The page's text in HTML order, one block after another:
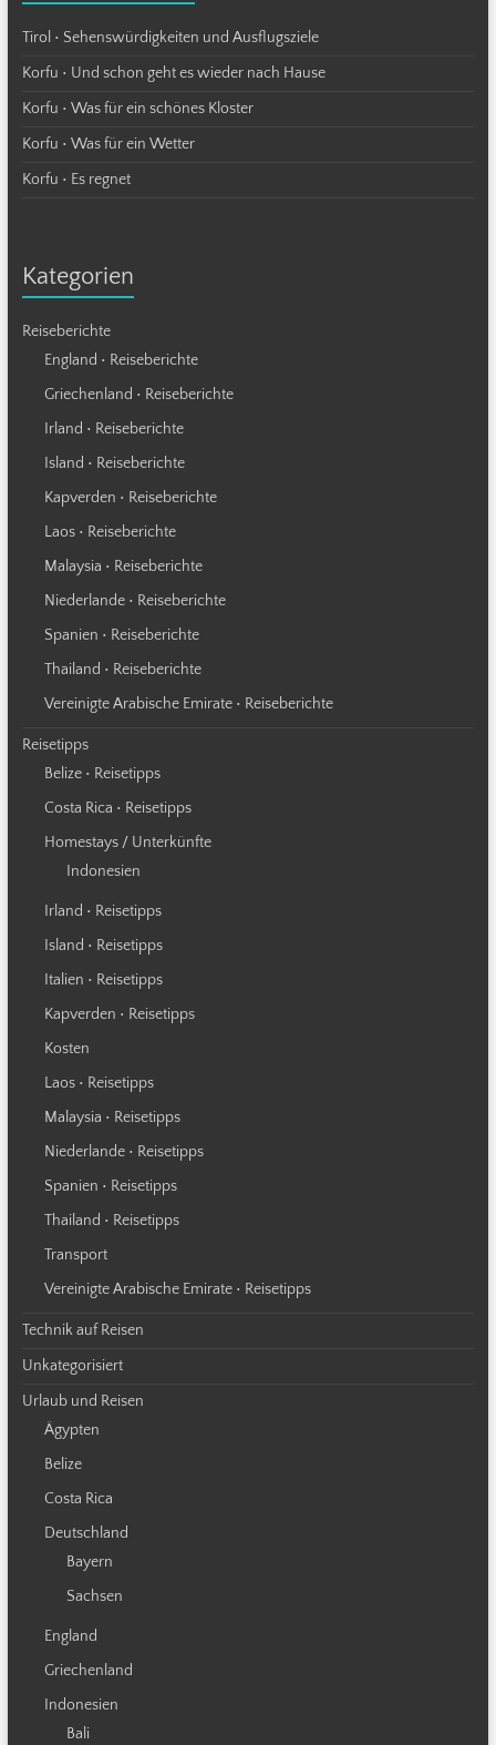
Tirol • Sehenswürdigkeiten und Ausflugsziele
Korfu • Und schon geht es wieder nach Hause
Korfu • Was für ein schönes Kloster
Korfu • Was für ein Wetter
Korfu • Es regnet
Kategorien
Reiseberichte
England • Reiseberichte
Griechenland • Reiseberichte
Irland • Reiseberichte
Island • Reiseberichte
Kapverden • Reiseberichte
Laos • Reiseberichte
Malaysia • Reiseberichte
Niederlande • Reiseberichte
Spanien • Reiseberichte
Thailand • Reiseberichte
Vereinigte Arabische Emirate • Reiseberichte
Reisetipps
Belize • Reisetipps
Costa Rica • Reisetipps
Homestays / Unterkünfte
Indonesien
Irland • Reisetipps
Island • Reisetipps
Italien • Reisetipps
Kapverden • Reisetipps
Kosten
Laos • Reisetipps
Malaysia • Reisetipps
Niederlande • Reisetipps
Spanien • Reisetipps
Thailand • Reisetipps
Transport
Vereinigte Arabische Emirate • Reisetipps
Technik auf Reisen
Unkategorisiert
Urlaub und Reisen
Ägypten
Belize
Costa Rica
Deutschland
Bayern
Sachsen
England
Griechenland
Indonesien
Bali